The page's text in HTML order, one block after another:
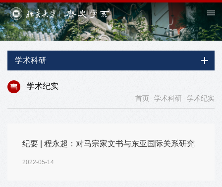
学术科研
学术纪实
首页 - 学术科研 - 学术纪实
纪要 | 程永超：对马宗家文书与东亚国际关系研究
2022-05-14